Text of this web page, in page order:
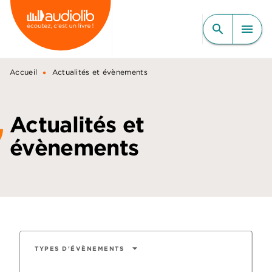
MENU RECHERCHE
CONTENU
PIED DE PAGE
search menu
Accueil • Actualités et évènements
Actualités et
évènements
TYPES D'ÉVÈNEMENTS arrow_drop_down